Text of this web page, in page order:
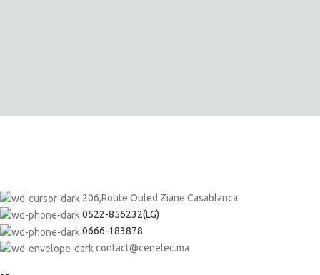
206,Route Ouled Ziane Casablanca
0522-856232(LG)
0666-183878
contact@cenelec.ma